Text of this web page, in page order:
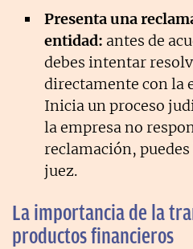
Presenta una
entidad: antes de
debes intentar
directamente con la
Inicia un proceso
la empresa no
reclamación,
juez.
La importancia de la
productos financieros